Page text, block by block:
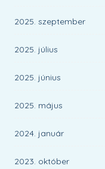
2025. szeptember
2025. július
2025. június
2025. május
2024. január
2023. október